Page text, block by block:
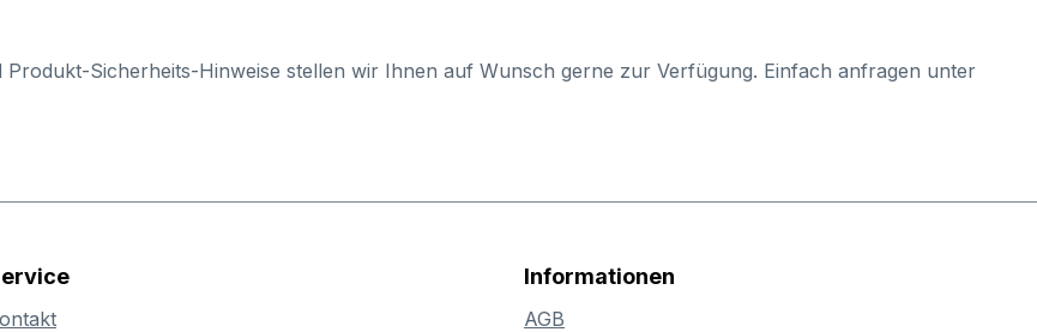
Sicherheits-Hinweise stellen wir Ihnen auf Wunsch gerne zur Verfügung. Einfach anfragen unter
Informationen
AGB